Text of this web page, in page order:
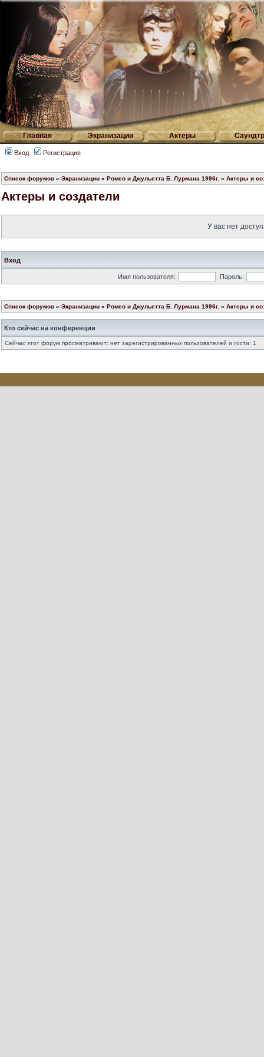
Главная Экранизации Актеры
Вход Регистрация
Список форумов » Экранизации » Ромео и Джульетта Б. Лурмана 1996г. » Актеры и
Актеры и создатели
У вас нет
Вход
Имя пользователя: Пароль:
Список форумов » Экранизации » Ромео и Джульетта Б. Лурмана 1996г. » Актеры и
Кто сейчас на конференции
Сейчас этот форум просматривают: нет зарегистрированных пользователей и гости: 1